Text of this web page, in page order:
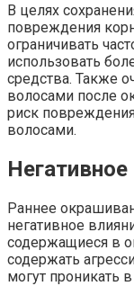
В целях
повреждения
ограничивать
использовать
средства. Также
волосами после
риск
волосами.
Раннее
негативное
содержащиеся в
содержать
могут проникать